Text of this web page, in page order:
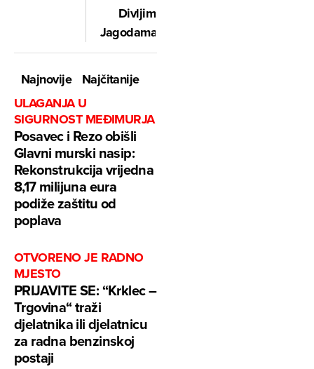
Divljim
Jagodama?”
Najnovije
Najčitanije
ULAGANJA U
SIGURNOST MEĐIMURJA
Posavec i Rezo obišli
Glavni murski nasip:
Rekonstrukcija vrijedna
8,17 milijuna eura
podiže zaštitu od
poplava
OTVORENO JE RADNO
MJESTO
PRIJAVITE SE: “Krklec –
Trgovina“ traži
djelatnika ili djelatnicu
za radna benzinskoj
postaji